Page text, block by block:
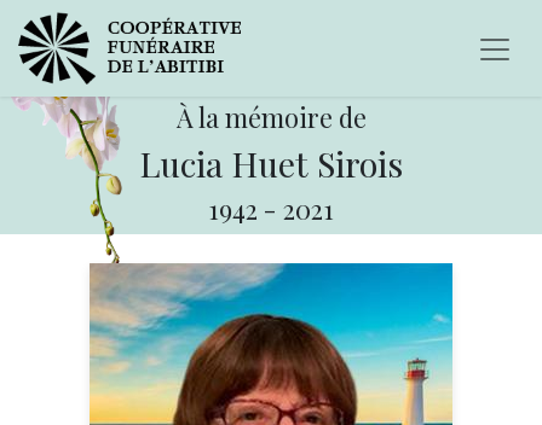
À la mémoire de
Lucia Huet Sirois
1942 - 2021